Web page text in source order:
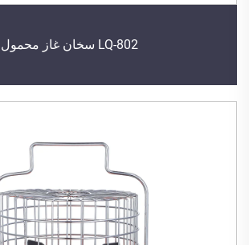
LQ-802 سخان غاز محمول